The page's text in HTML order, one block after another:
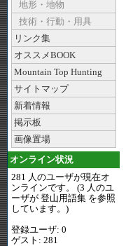
地形・地物
技術・行動・用具
リンク集
オススメBOOK
Mountain Top Hunting
サイトマップ
新着情報
掲示板
画像置場
オンライン状況
281 人のユーザが現在オ
ンラインです。 (3 人のユ
ーザが 登山用語集 を参照
しています。)
登録ユーザ: 0
ゲスト: 281